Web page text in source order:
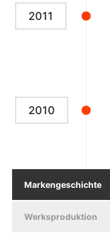
2011
2010
Markengeschichte
Werksproduktion